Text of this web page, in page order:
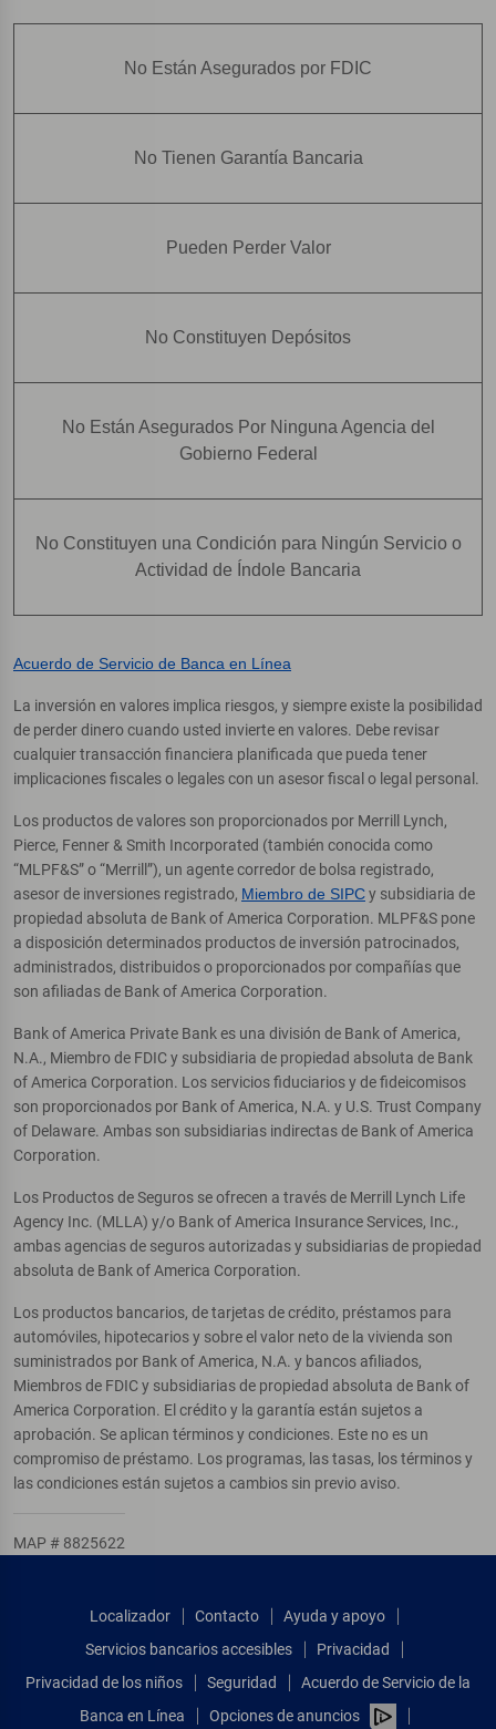
No Están Asegurados por FDIC
No Tienen Garantía Bancaria
Pueden Perder Valor
No Constituyen Depósitos
No Están Asegurados Por Ninguna Agencia del
Gobierno Federal
No Constituyen una Condición para Ningún Servicio o
Actividad de Índole Bancaria
Acuerdo de Servicio de Banca en Línea
La inversión en valores implica riesgos, y siempre existe la posibilidad
de perder dinero cuando usted invierte en valores. Debe revisar
cualquier transacción financiera planificada que pueda tener
implicaciones fiscales o legales con un asesor fiscal o legal personal.
Los productos de valores son proporcionados por Merrill Lynch,
Pierce, Fenner & Smith Incorporated (también conocida como
“MLPF&S” o “Merrill”), un agente corredor de bolsa registrado,
asesor de inversiones registrado, Miembro de SIPCy subsidiaria de
propiedad absoluta de Bank of America Corporation. MLPF&S pone
a disposición determinados productos de inversión patrocinados,
administrados, distribuidos o proporcionados por compañías que
son afiliadas de Bank of America Corporation.
Bank of America Private Bank es una división de Bank of America,
N.A., Miembro de FDIC y subsidiaria de propiedad absoluta de Bank
of America Corporation. Los servicios fiduciarios y de fideicomisos
son proporcionados por Bank of America, N.A. y U.S. Trust Company
of Delaware. Ambas son subsidiarias indirectas de Bank of America
Corporation.
Los Productos de Seguros se ofrecen a través de Merrill Lynch Life
Agency Inc. (MLLA) y/o Bank of America Insurance Services, Inc.,
ambas agencias de seguros autorizadas y subsidiarias de propiedad
absoluta de Bank of America Corporation.
Los productos bancarios, de tarjetas de crédito, préstamos para
automóviles, hipotecarios y sobre el valor neto de la vivienda son
suministrados por Bank of America, N.A. y bancos afiliados,
Miembros de FDIC y subsidiarias de propiedad absoluta de Bank of
America Corporation. El crédito y la garantía están sujetos a
aprobación. Se aplican términos y condiciones. Este no es un
compromiso de préstamo. Los programas, las tasas, los términos y
las condiciones están sujetos a cambios sin previo aviso.
MAP # 8825622
Localizador Contacto
Ayuda y apoyo
Servicios bancarios accesibles
Privacidad
Privacidad de los niños
Seguridad
Acuerdo de Servicio de la
Banca en Línea
Opciones de anuncios